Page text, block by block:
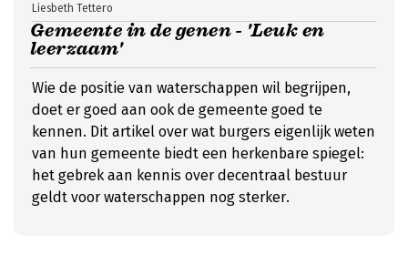
Gemeente in de genen - 'Leuk en
leerzaam'
Liesbeth Tettero
Wie de positie van waterschappen wil begrijpen,
doet er goed aan ook de gemeente goed te
kennen. Dit artikel over wat burgers eigenlijk weten
van hun gemeente biedt een herkenbare spiegel:
het gebrek aan kennis over decentraal bestuur
geldt voor waterschappen nog sterker.